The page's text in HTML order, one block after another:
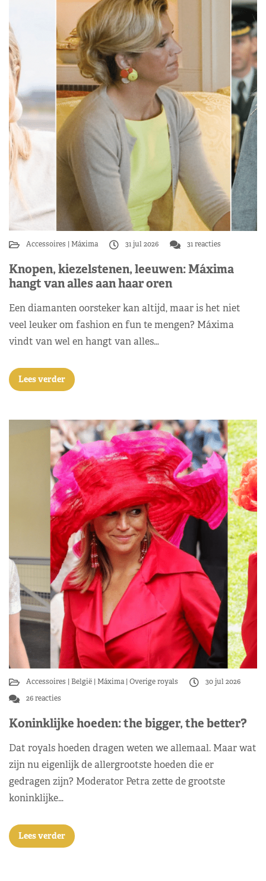
Accessoires Máxima 31 jul 2026 31 reacties
Knopen, kiezelstenen, leeuwen: Máxima
hangt van alles aan haar oren
Een diamanten oorsteker kan altijd, maar is het niet
veel leuker om fashion en fun te mengen? Máxima
vindt van wel en hangt van alles…
Lees verder
Accessoires België Máxima Overige royals
30 jul 2026
26 reacties
Koninklijke hoeden: the bigger, the better?
Dat royals hoeden dragen weten we allemaal. Maar wat
zijn nu eigenlijk de allergrootste hoeden die er
gedragen zijn? Moderator Petra zette de grootste
koninklijke…
Lees verder